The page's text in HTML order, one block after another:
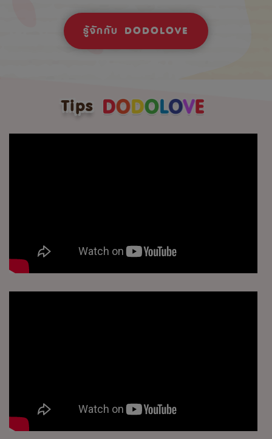
รู้จักกับ DODOLOVE
Tips